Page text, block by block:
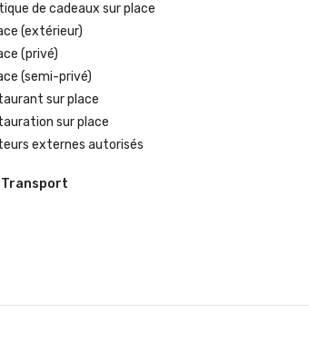
de cadeaux sur place
(extérieur)
(privé)
(semi-privé)
sur place
sur place
externes autorisés
Transport